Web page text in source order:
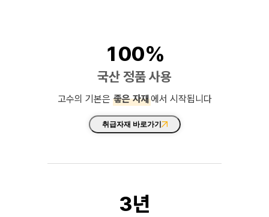
100%
국산 정품 사용
고수의 기본은 좋은 자재에서 시작됩니다
취급자재 바로가기
3년